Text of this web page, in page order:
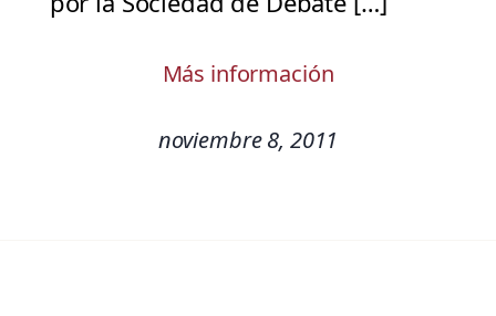
Más información
noviembre 8, 2011